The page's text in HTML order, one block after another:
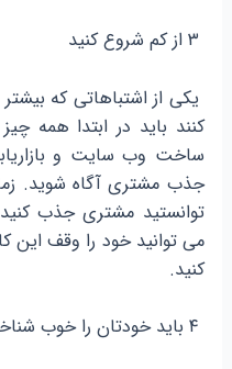
یکی از اشتباهاتی که
کنند باید در ابتدا همه
ساخت وب سایت و
جذب مشتری آگاه شوید.
توانستید مشتری جذب
می توانید خود را وقف این
کنید.